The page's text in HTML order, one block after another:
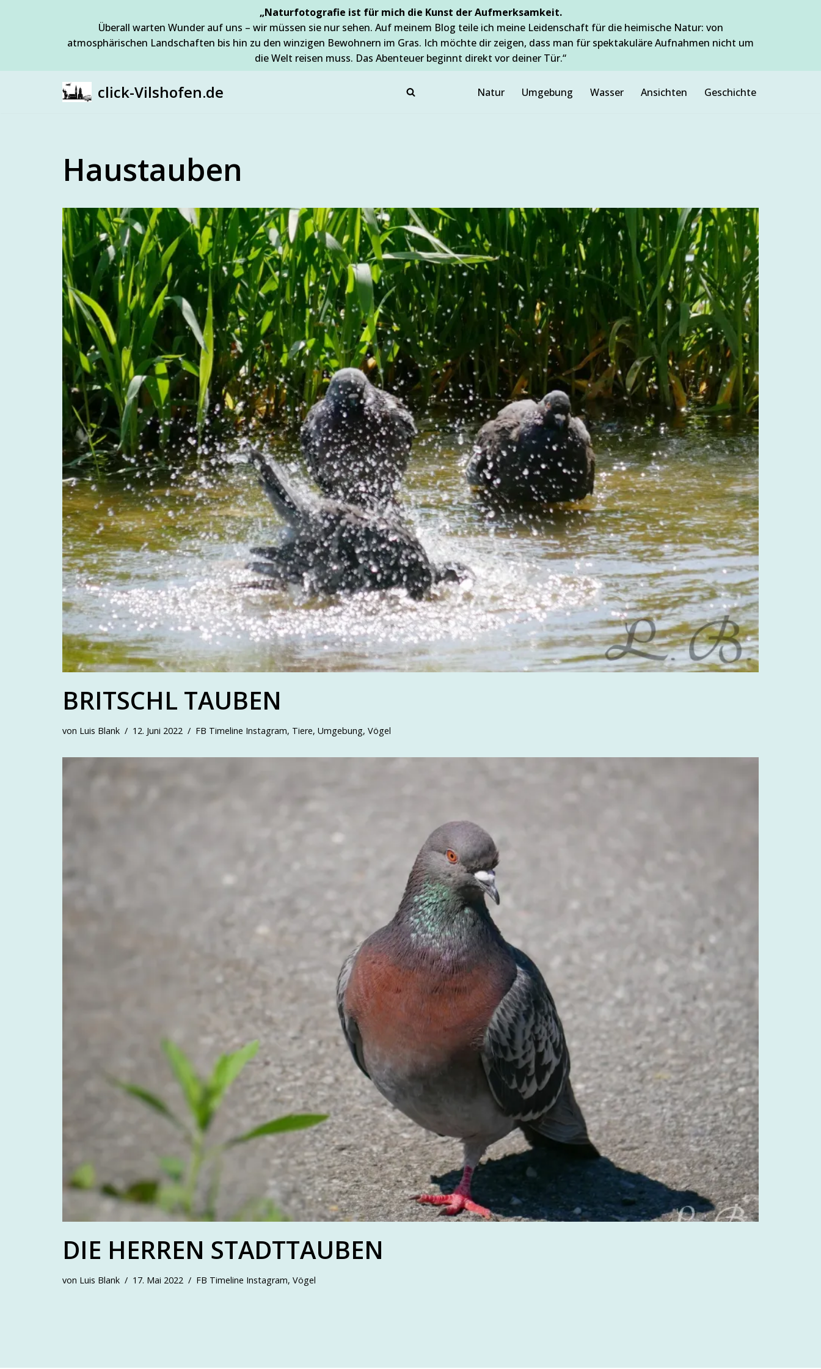
„Naturfotografie ist für mich die Kunst der Aufmerksamkeit.
Überall warten Wunder auf uns – wir müssen sie nur sehen. Auf meinem Blog teile ich meine Leidenschaft für die heimische Natur: von
atmosphärischen Landschaften bis hin zu den winzigen Bewohnern im Gras. Ich möchte dir zeigen, dass man für spektakuläre Aufnahmen nicht um
die Welt reisen muss. Das Abenteuer beginnt direkt vor deiner Tür.“
click-Vilshofen.de Natur Umgebung Wasser Ansichten Geschichte
Haustauben
BRITSCHL TAUBEN
von Luis Blank 12. Juni 2022 FB Timeline Instagram, Tiere, Umgebung, Vögel
DIE HERREN STADTTAUBEN
von Luis Blank 17. Mai 2022 FB Timeline Instagram, Vögel